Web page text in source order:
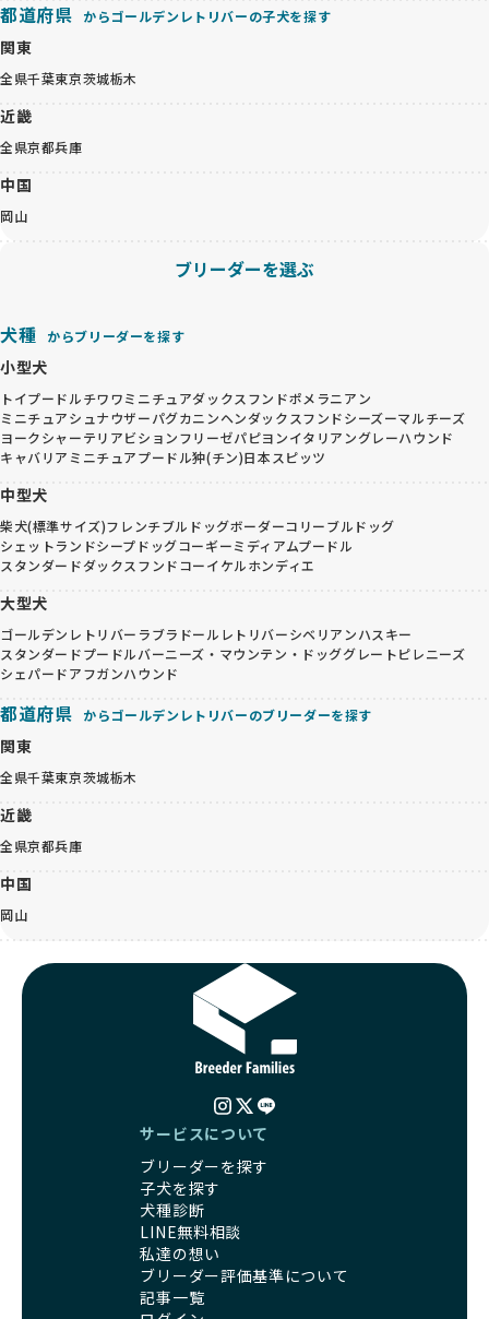
都道府県 からゴールデンレトリバーの子犬を探す
関東
全県千葉東京茨城栃木
近畿
全県京都兵庫
中国
岡山
ブリーダーを選ぶ
犬種 からブリーダーを探す
小型犬
トイプードルチワワミニチュアダックスフンドポメラニアン
ミニチュアシュナウザーパグカニンヘンダックスフンドシーズーマルチーズ
ヨークシャーテリアビションフリーゼパピヨンイタリアングレーハウンド
キャバリア ミニチュアプードル狆(チン)日本スピッツ
中型犬
柴犬(標準サイズ)フレンチブルドッグボーダーコリーブルドッグ
シェットランドシープドッグコーギーミディアムプードル
スタンダードダックスフンドコーイケルホンディエ
大型犬
ゴールデンレトリバー ラブラドールレトリバーシベリアンハスキー
スタンダードプードルバーニーズ・マウンテン・ドッググレートピレニーズ
シェパードアフガンハウンド
都道府県 からゴールデンレトリバーのブリーダーを探す
関東
全県千葉東京茨城栃木
近畿
全県京都兵庫
中国
岡山
サービスについて
ブリーダーを探す
子犬を探す
犬種診断
LINE無料相談
私達の想い
ブリーダー評価基準について
記事一覧